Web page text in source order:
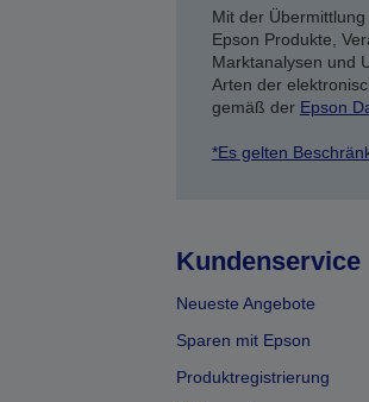
Mit der
Epson Produkte,
Marktanalysen und
Arten der
gemäß der Epson
*Es gelten
Kundenservice
Neueste Angebote
Sparen mit Epson
Produktregistrierung